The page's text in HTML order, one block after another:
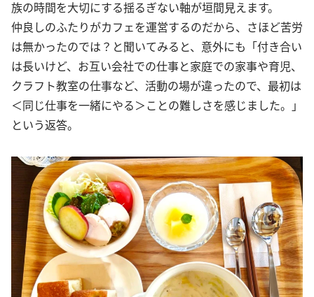
族の時間を大切にする揺るぎない軸が垣間見えます。
仲良しのふたりがカフェを運営するのだから、さほど苦労
は無かったのでは？と聞いてみると、意外にも「付き合い
は長いけど、お互い会社での仕事と家庭での家事や育児、
クラフト教室の仕事など、活動の場が違ったので、最初は
＜同じ仕事を一緒にやる＞ことの難しさを感じました。」
という返答。